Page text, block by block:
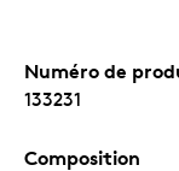
Numéro de
133231
Composition